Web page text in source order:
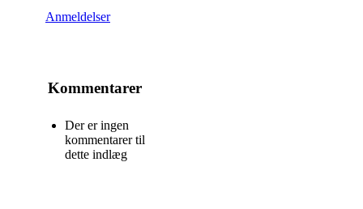
Anmeldelser
Kommentarer
Der er ingen
kommentarer til
dette indlæg